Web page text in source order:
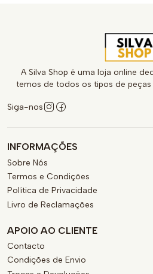
A Silva Shop é uma loja online
temos de todos os tipos de
Siga-nos
INFORMAÇÕES
Sobre Nós
Termos e Condições
Política de Privacidade
Livro de Reclamações
APOIO AO CLIENTE
Contacto
Condições de Envio